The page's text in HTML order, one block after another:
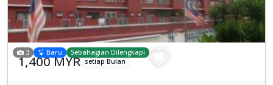
3 Baru Sebahagian Dilengkapi
1,400 MYR setiap Bulan